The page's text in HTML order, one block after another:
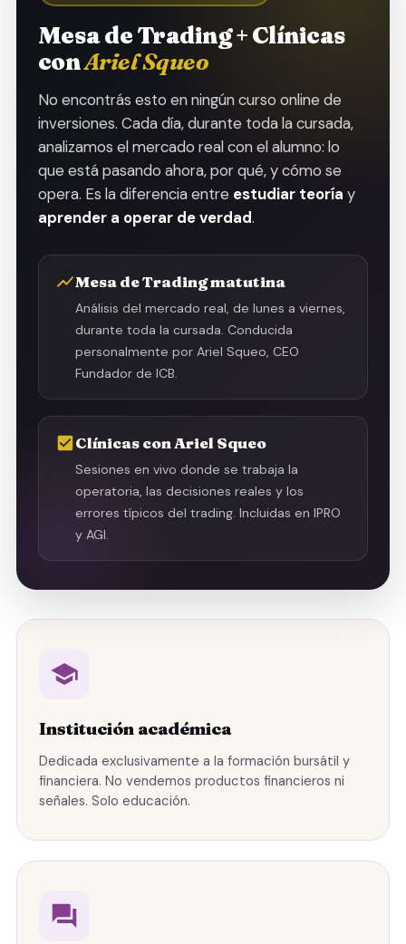
Mesa de Trading + Clínicas
conAriel Squeo
No encontrás esto en ningún curso online de
inversiones. Cada día, durante toda la cursada,
analizamos el mercado real con el alumno: lo
que está pasando ahora, por qué, y cómo se
opera. Es la diferencia entre estudiar teoría y
aprender a operar de verdad.
Mesa de Trading matutina
Análisis del mercado real, de lunes a viernes,
durante toda la cursada. Conducida
personalmente por Ariel Squeo, CEO
Fundador de ICB.
Clínicas con Ariel Squeo
Sesiones en vivo donde se trabaja la
operatoria, las decisiones reales y los
errores típicos del trading. Incluidas en IPRO
y AGI.
Institución académica
Dedicada exclusivamente a la formación bursátil y
financiera. No vendemos productos financieros ni
señales. Solo educación.